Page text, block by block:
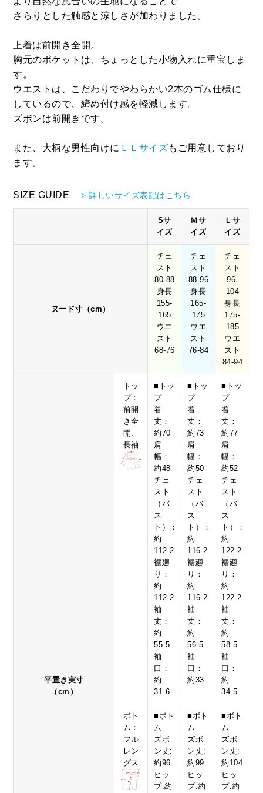
さらりとした触感と涼しさが加わりました。
上着は前開き全開。
胸元のポケットは、ちょっとした小物入れに重宝しま
す。
ウエストは、こだわりでやわらかい2本のゴム仕様に
しているので、締め付け感を軽減します。
ズボンは前開きです。
また、大柄な男性向けに ＬＬサイズもご用意しており
ます。
SIZE GUIDE > 詳しいサイズ表記はこちら
Sサ
イズ
Ｍサ
イズ
Ｌサ
イズ
ヌード寸（cm）
チェ
スト
80-88
身長
155-
165
ウエ
スト
68-76
チェ
スト
88-96
身長
165-
175
ウエ
スト
76-84
チェ
スト
96-
104
身長
175-
185
ウエ
スト
84-94
平置き実寸
（cm）
トッ
プ：
前開
き全
開、
長袖
■トッ
プ
着
丈：
約70
肩
幅：
約48
チェ
スト
（バ
ス
ト）：
約
112.2
裾廻
り：
約
112.2
袖
丈：
約
55.5
袖
口：
約
31.6
■トッ
プ
着
丈：
約73
肩
幅：
約50
チェ
スト
（バ
ス
ト）：
約
116.2
裾廻
り：
約
116.2
袖
丈：
約
56.5
袖
口：
約33
■トッ
プ
着
丈：
約77
肩
幅：
約52
チェ
スト
（バ
ス
ト）：
約
122.2
裾廻
り：
約
122.2
袖
丈：
約
58.5
袖
口：
約
34.5
ボト
ム：
フル
レン
グス
■ボト
ム
ズボ
ン丈:
約96
ヒッ
プ:約
■ボト
ム
ズボ
ン丈:
約99
ヒッ
プ:約
■ボト
ム
ズボ
ン丈:
約104
ヒッ
プ:約